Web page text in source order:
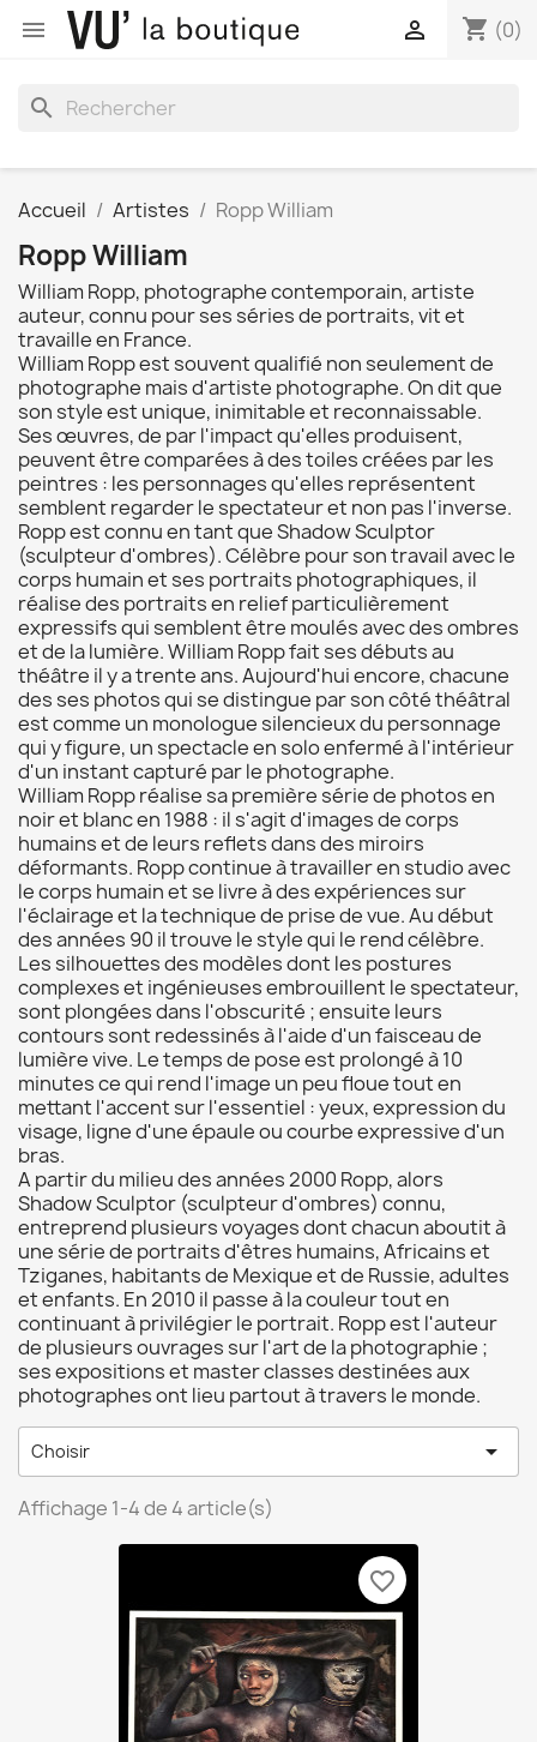
 shopping_cart (0)

search
Accueil Artistes Ropp William
Ropp William
William Ropp, photographe contemporain, artiste
auteur, connu pour ses séries de portraits, vit et
travaille en France.
William Ropp est souvent qualifié non seulement de
photographe mais d'artiste photographe. On dit que
son style est unique, inimitable et reconnaissable.
Ses œuvres, de par l'impact qu'elles produisent,
peuvent être comparées à des toiles créées par les
peintres : les personnages qu'elles représentent
semblent regarder le spectateur et non pas l'inverse.
Ropp est connu en tant que Shadow Sculptor
(sculpteur d'ombres). Célèbre pour son travail avec le
corps humain et ses portraits photographiques, il
réalise des portraits en relief particulièrement
expressifs qui semblent être moulés avec des ombres
et de la lumière. William Ropp fait ses débuts au
théâtre il y a trente ans. Aujourd'hui encore, chacune
des ses photos qui se distingue par son côté théâtral
est comme un monologue silencieux du personnage
qui y figure, un spectacle en solo enfermé à l'intérieur
d'un instant capturé par le photographe.
William Ropp réalise sa première série de photos en
noir et blanc en 1988 : il s'agit d'images de corps
humains et de leurs reflets dans des miroirs
déformants. Ropp continue à travailler en studio avec
le corps humain et se livre à des expériences sur
l'éclairage et la technique de prise de vue. Au début
des années 90 il trouve le style qui le rend célèbre.
Les silhouettes des modèles dont les postures
complexes et ingénieuses embrouillent le spectateur,
sont plongées dans l'obscurité ; ensuite leurs
contours sont redessinés à l'aide d'un faisceau de
lumière vive. Le temps de pose est prolongé à 10
minutes ce qui rend l'image un peu floue tout en
mettant l'accent sur l'essentiel : yeux, expression du
visage, ligne d'une épaule ou courbe expressive d'un
bras.
A partir du milieu des années 2000 Ropp, alors
Shadow Sculptor (sculpteur d'ombres) connu,
entreprend plusieurs voyages dont chacun aboutit à
une série de portraits d'êtres humains, Africains et
Tziganes, habitants de Mexique et de Russie, adultes
et enfants. En 2010 il passe à la couleur tout en
continuant à privilégier le portrait. Ropp est l'auteur
de plusieurs ouvrages sur l'art de la photographie ;
ses expositions et master classes destinées aux
photographes ont lieu partout à travers le monde.
Choisir 
Affichage 1-4 de 4 article(s)
favorite_border